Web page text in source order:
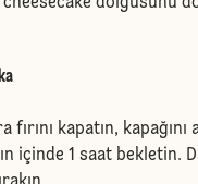
kapatın, kapağını
içinde 1 saat bekletin.